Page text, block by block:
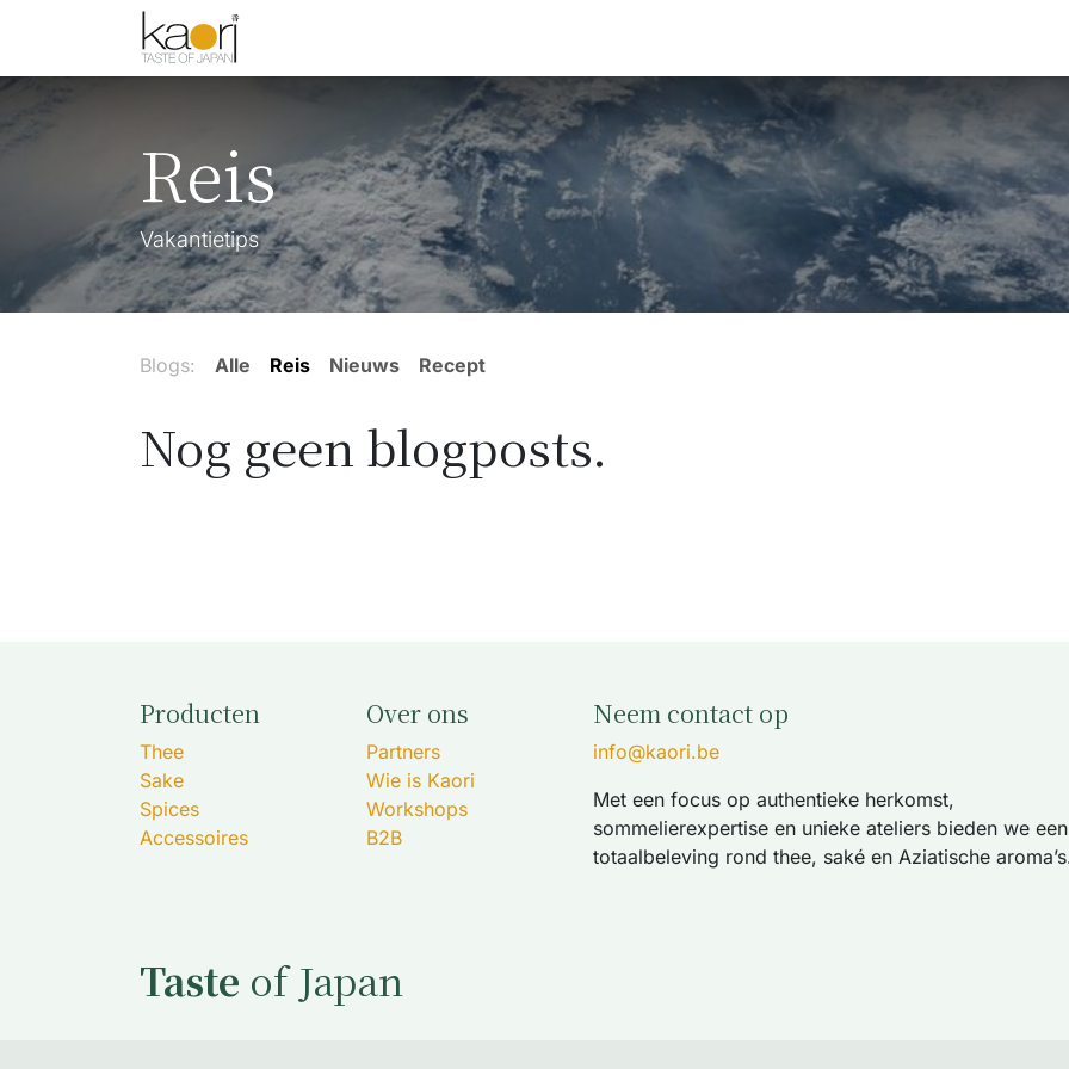
Overslaan naar inhoud
Reis
Vakantietips
Blogs: Alle Reis Nieuws Recept
Nog geen blogposts.
Producten
Thee
Sake
Spices
Accessoires
Over ons
Partners
Wie is Kaori
Workshops
B2B
Neem contact op
info@kaori.be
Met een focus op authentieke herkomst,
sommelierexpertise en unieke ateliers bieden we een
totaalbeleving rond thee, saké en Aziatische
Taste of Japan